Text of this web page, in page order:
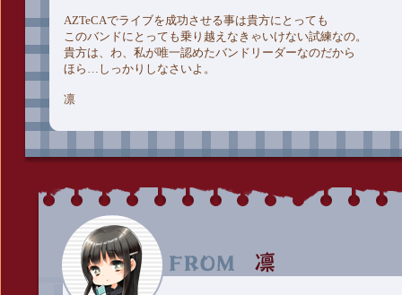
AZTeCAでライブを成功させる事は貴方にとっても
このバンドにとっても乗り越えなきゃいけない試練なの。
貴方は、わ、私が唯一認めたバンドリーダーなのだから
ほら…しっかりしなさいよ。
凛